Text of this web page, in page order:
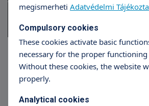
Lebenyplasztika altatásban
megismerheti Adatvédelmi
Compulsory cookies
These cookies activate basic
necessary for the proper
Without these cookies, the website
properly.
Analytical cookies